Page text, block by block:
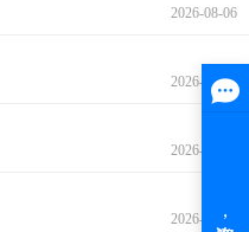
2026-08-06
2026-08-06
2026-08-06
2026-08-06